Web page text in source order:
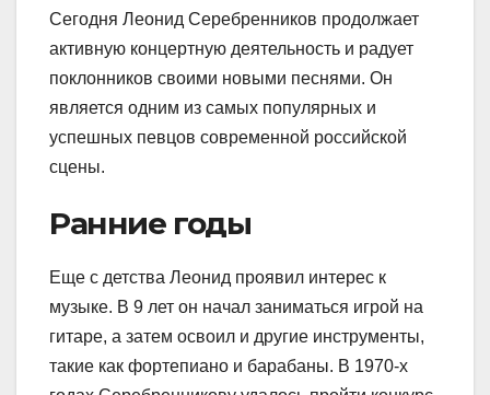
Сегодня Леонид Серебренников продолжает
активную концертную деятельность и радует
поклонников своими новыми песнями. Он
является одним из самых популярных и
успешных певцов современной российской
сцены.
Ранние годы
Еще с детства Леонид проявил интерес к
музыке. В 9 лет он начал заниматься игрой на
гитаре, а затем освоил и другие инструменты,
такие как фортепиано и барабаны. В 1970-х